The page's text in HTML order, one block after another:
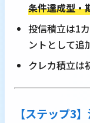
条件達成型・
投信積立は1
ントとして追
クレカ積立は
【ステップ3